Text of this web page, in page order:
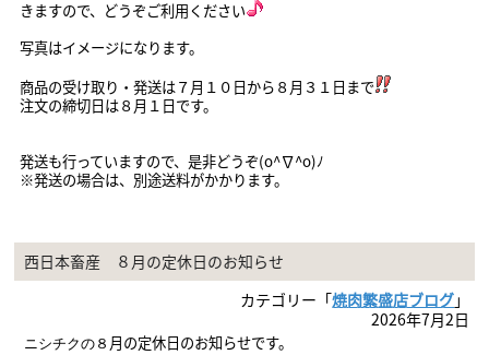
きますので、どうぞご利用ください
写真はイメージになります。
商品の受け取り・発送は７月１０ 日から８月３１日まで
注文の締切日は８月１日です。
発送も行っていますので、是非どうぞ(o^∇^o)ﾉ
※発送の場合は、別途送料がかかります。
西日本畜産 ８月の定休日のお知らせ
カテゴリー「焼肉繁盛店ブログ」
2026年7月2日
ニシチクの８ 月の定休日のお知らせです。